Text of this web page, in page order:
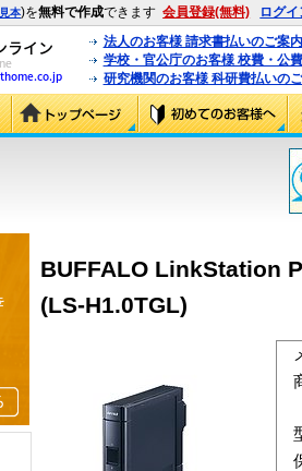
見本)を無料で作成できます 会員登録(無料) ログイ
法人のお客様 請求書払いのご案内
学校・官公庁のお客様 校費・公
研究機関のお客様 科研費払いの
BUFFALO LinkStation
(LS-H1.0TGL)